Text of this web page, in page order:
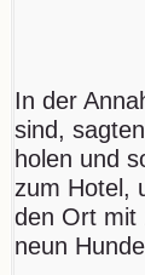
In der
sind,
holen und
zum Hotel,
den Ort mit
neun